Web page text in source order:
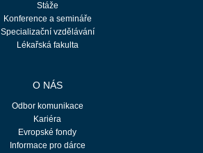
Stáže
Konference a semináře
Specializační vzdělávání
Lékařská fakulta
O NÁS
Odbor komunikace
Kariéra
Evropské fondy
Informace pro dárce